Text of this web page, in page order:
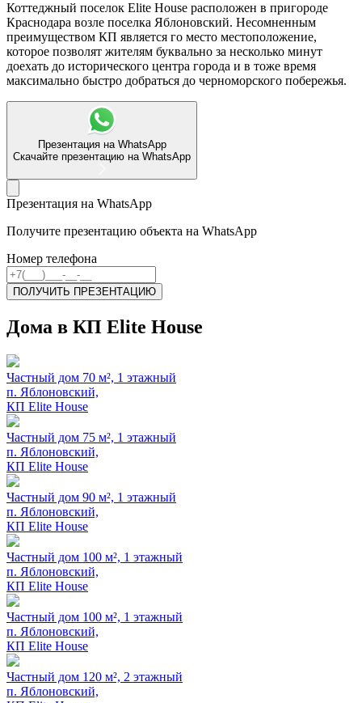
Коттеджный поселок Elite House расположен в пригороде
Краснодара возле поселка Яблоновский. Несомненным
преимуществом КП является го место местоположение,
которое позволят жителям буквально за несколько минут
доехать до исторического центра города и в тоже время
максимально быстро добраться до черноморского побережья.
Презентация на WhatsApp
Скачайте презентацию на WhatsApp
Презентация на WhatsApp
Получите презентацию объекта на WhatsApp
Номер телефона
ПОЛУЧИТЬ ПРЕЗЕНТАЦИЮ
Дома в КП Elite House
Частный дом 70 м², 1 этажный
п. Яблоновский,
КП Elite House
Частный дом 75 м², 1 этажный
п. Яблоновский,
КП Elite House
Частный дом 90 м², 1 этажный
п. Яблоновский,
КП Elite House
Частный дом 100 м², 1 этажный
п. Яблоновский,
КП Elite House
Частный дом 100 м², 1 этажный
п. Яблоновский,
КП Elite House
Частный дом 120 м², 2 этажный
п. Яблоновский,